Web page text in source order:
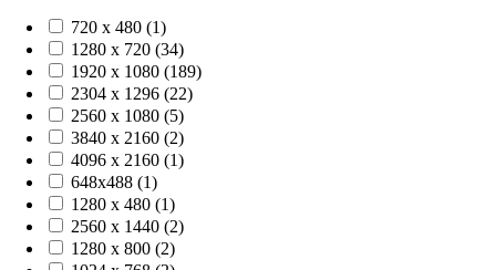
720 x 480 (1)
1280 x 720 (34)
1920 х 1080 (189)
2304 x 1296 (22)
2560 x 1080 (5)
3840 х 2160 (2)
4096 х 2160 (1)
648x488 (1)
1280 x 480 (1)
2560 x 1440 (2)
1280 x 800 (2)